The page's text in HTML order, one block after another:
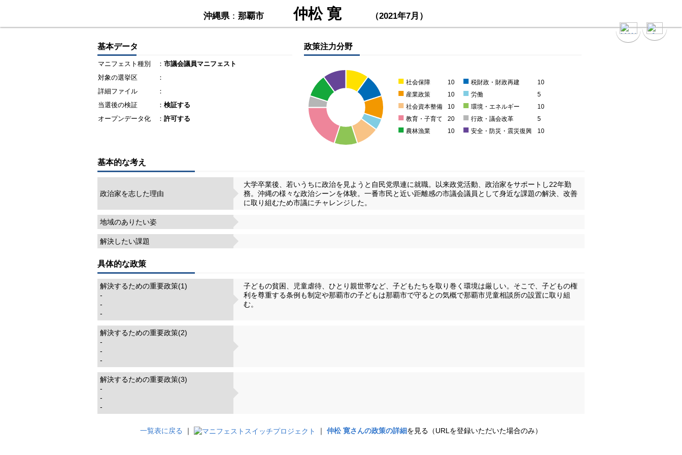
沖縄県： 那覇市 仲松 寛 （2021年7月）
基本データ
マニフェスト種別 ： 市議会議員マニフェスト
対象の選挙区
：
詳細ファイル
：
当選後の検証
： 検証する
オープンデータ化
： 許可する
政策注力分野
■ 社会保障 10 ■ 税財政・財政再建 10
■ 産業政策 10 ■ 労働 5
■ 社会資本整備 10 ■ 環境・エネルギー 10
■ 教育・子育て 20 ■ 行政・議会改革 5
■ 農林漁業 10 ■ 安全・防災・震災復興 10
基本的な考え
政治家を志した理由
大学卒業後、若いうちに政治を見ようと自民党県連に就職。以来政党活動、政治家をサポートし22年勤
務。沖縄の様々な政治シーンを体験。一番市民と近い距離感の市議会議員として身近な課題の解決、改善
に取り組むため市議にチャレンジした。
地域のありたい姿
解決したい課題
具体的な政策
解決するための重要政策(1)
-
-
-
子どもの貧困、児童虐待、ひとり親世帯など、子どもたちを取り巻く環境は厳しい。そこで、子どもの権
利を尊重する条例も制定や那覇市の子どもは那覇市で守るとの気概で那覇市児童相談所の設置に取り組
む。
解決するための重要政策(2)
-
-
-
解決するための重要政策(3)
-
-
-
一覧表に戻る ｜ ｜ 仲松 寛さんの政策の詳細を見る（URLを登録いただいた場合のみ）